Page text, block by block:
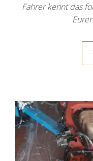
Fahrer kennt das